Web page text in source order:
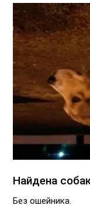
Найдена
Без ошейника.